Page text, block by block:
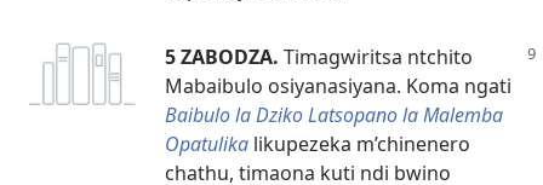
5 ZABODZA. Timagwiritsa ntchito
Mabaibulo osiyanasiyana. Koma ngati
Baibulo la Dziko Latsopano la Malemba
Opatulika likupezeka m’chinenero
chathu, timaona kuti ndi bwino